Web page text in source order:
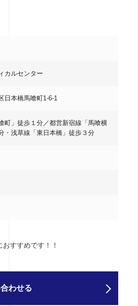
カルセンター
日本橋馬喰町1-6-1
町」徒歩１分／都営新宿線「馬喰横
・浅草線「東日本橋」徒歩３分
すすめです！！
わせる